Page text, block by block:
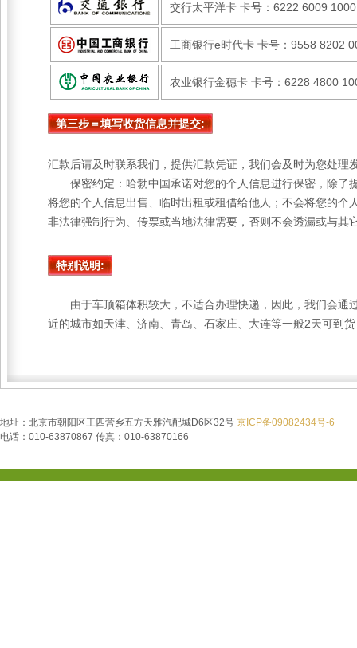
交行太平洋卡 卡号：6222 6009
工商银行e时代卡 卡号：9558 8202
农业银行金穗卡 卡号：6228 4800
第三步＝填写收货信息并提交:
汇款后请及时联系我们，提供汇款凭证，我们会及时为您处理
保密约定：哈勃中国承诺对您的个人信息进行保密，除了
将您的个人信息出售、临时出租或租借给他人；不会将您的
非法律强制行为、传票或当地法律需要，否则不会透漏或与其
特别说明:
由于车顶箱体积较大，不适合办理快递，因此，我们会通
近的城市如天津、济南、青岛、石家庄、大连等一般2天可到
地址：北京市朝阳区王四营乡五方天雅汽配城D6区32号 京ICP备09082434号-6
电话：010-63870867 传真：010-63870166